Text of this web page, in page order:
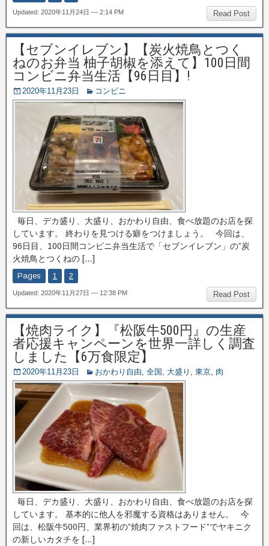
Read Post
Updated: 2020年11月24日 — 2:14 PM
【セブンイレブン】【炭火焼鳥とつく
ねのお弁当 柚子胡椒を添えて】100日間
コンビニ弁当生活【96日目】!
2020年11月23日 コンビニ
毎日、デカ盛り、大盛り、おかわり自由、食べ放題のお店を探
しています。 終わりを見つける癖をつけましょう。 今回は、
96日目、100日間コンビニ弁当生活で「セブンイレブン」の”炭
火焼鳥とつくねの […]
Pages 1 2
Read Post
Updated: 2020年11月27日 — 12:38 PM
【焼肉ライク】『松阪牛500円』の生産
者応援キャンペーンを世界一詳しく調査
しました【6万食限定】
2020年11月23日 おかわり自由, 全国 , 大盛り , 東京, 肉
毎日、デカ盛り、大盛り、おかわり自由、食べ放題のお店を探
しています。 基本的に他人を邪魔する資格はありません。 今
回は、松阪牛500円、業界初の”焼肉ファストフード”でヤキニク
の新しいカタチを […]